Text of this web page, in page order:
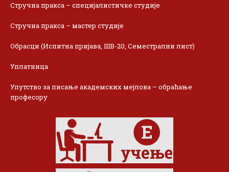
Стручна пракса – специјалистичке студије
Стручна пракса – мастер студије
Обрасци (Испитна пријава, ШВ-20, Семестрални лист)
Уплатница
Упутство за писање академских мејлова – обраћање
професору